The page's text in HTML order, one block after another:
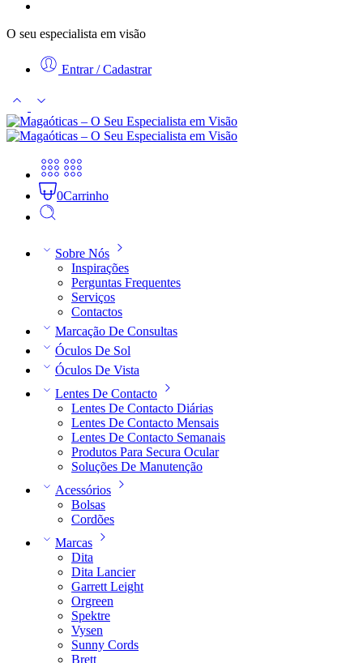
O seu especialista em visão
Entrar / Cadastrar
0Carrinho
Sobre Nós
Inspirações
Perguntas Frequentes
Serviços
Contactos
Marcação De Consultas
Óculos De Sol
Óculos De Vista
Lentes De Contacto
Lentes De Contacto Diárias
Lentes De Contacto Mensais
Lentes De Contacto Semanais
Produtos Para Secura Ocular
Soluções De Manutenção
Acessórios
Bolsas
Cordões
Marcas
Dita
Dita Lancier
Garrett Leight
Orgreen
Spektre
Vysen
Sunny Cords
Brett